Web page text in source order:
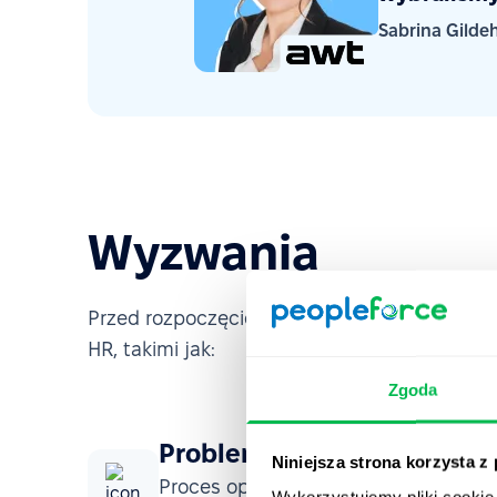
Zgoda
Niniejsza strona korzysta z
Sabrina
Wyzwania
Przed rozpoczęciem współpracy z
HR, takimi jak:
Problemy z płynnością
Proces oparty na ręcznym